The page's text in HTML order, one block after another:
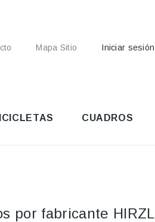
Mapa Sitio Iniciar sesión
CUADROS
por fabricante HIRZL